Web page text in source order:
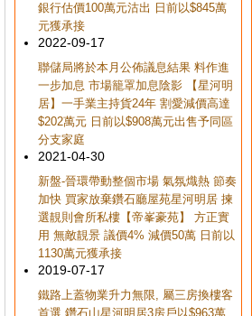
銀行估價100萬元沽出 日前以$845萬
元獲承接
2022-09-17
聯儲局將於本月公佈議息結果 料作進
一步加息 市場籠罩加息陰影 【星河明
居】一手業主持貨24年 割愛減價高達
$202萬元 日前以$908萬元出售予同區
分支家庭
2021-04-30
新盤-晉環帶動整個市場 氣氛熾熱 節奏
加快 買家放棄鑽石廳屋苑星河明居 揀
選靚則會所私樓【帝峯豪苑】 方正實
用 無敵靚景 議價4% 減價50萬 日前以
1130萬元獲承接
2019-07-17
鐵路上蓋物業升力無限, 屬三房換樓客
首選 鑽石山星河明居3房戶以$963萬